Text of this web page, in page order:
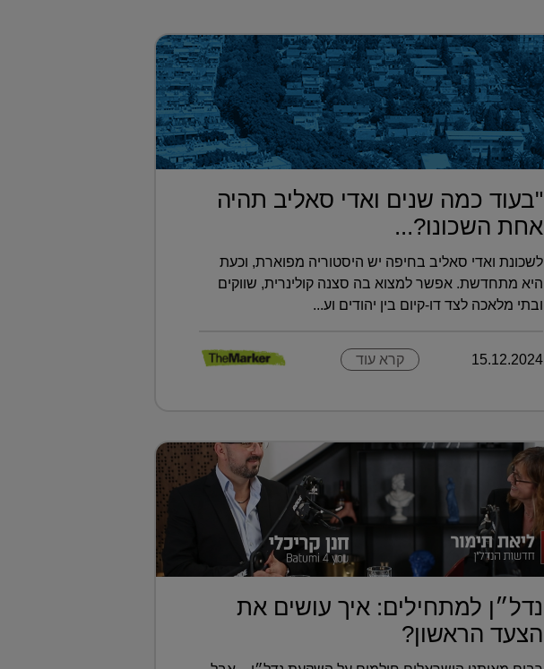
"בעוד כמה שנים ואדי סאליב תהיה
אחת השכונו?...
לשכונת ואדי סאליב בחיפה יש היסטוריה מפוארת, וכעת
היא מתחדשת. אפשר למצוא בה סצנה קולינרית, שווקים
ובתי מלאכה לצד דו-קיום בין יהודים וע...
15.12.2024 קרא עוד
נדל״ן למתחילים: איך עושים את
הצעד הראשון?